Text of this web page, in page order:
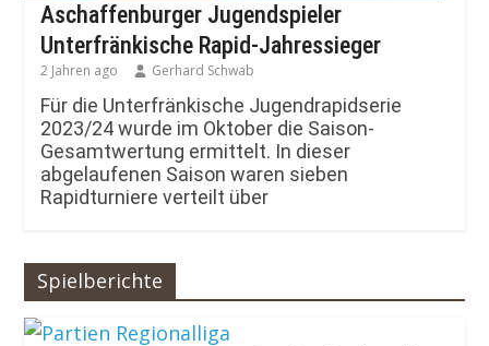
Aschaffenburger Jugendspieler
Unterfränkische Rapid-Jahressieger
2 Jahren ago Gerhard Schwab
Für die Unterfränkische Jugendrapidserie
2023/24 wurde im Oktober die Saison-
Gesamtwertung ermittelt. In dieser
abgelaufenen Saison waren sieben
Rapidturniere verteilt über
Spielberichte